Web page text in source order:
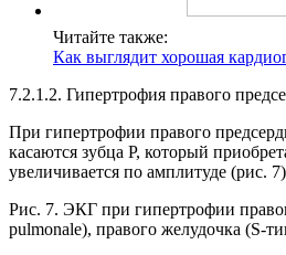
Читайте также:
Как выглядит хорошая
7.2.1.2. Гипертрофия правого
При гипертрофии правого
касаются зубца Р, который
увеличивается по амплитуде (рис.
Рис. 7. ЭКГ при гипертрофии
pulmonale), правого желудочка (S-